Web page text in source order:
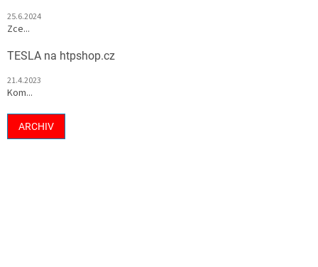
25.6.2024
Zce...
TESLA na htpshop.cz
21.4.2023
Kom...
ARCHIV